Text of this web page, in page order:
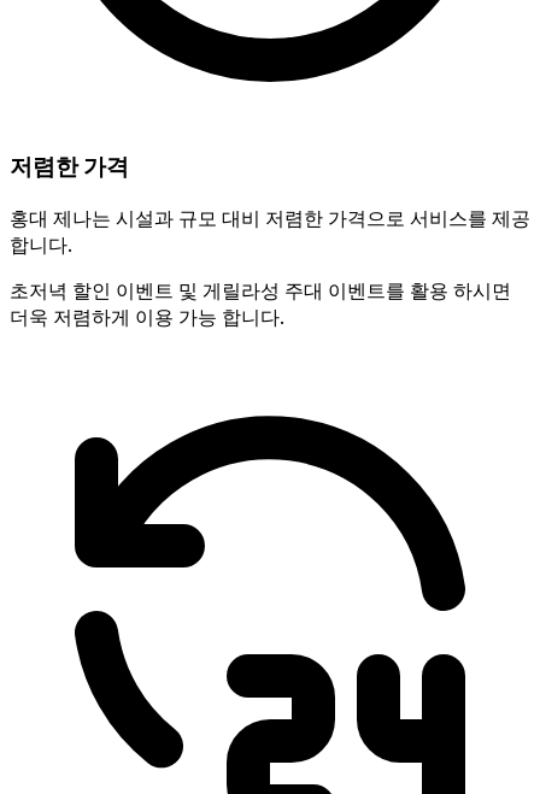
저렴한 가격
홍대 제나는 시설과 규모 대비 저렴한 가격으로 서비스를 제공
합니다.
초저녁 할인 이벤트 및 게릴라성 주대 이벤트를 활용 하시면
더욱 저렴하게 이용 가능 합니다.